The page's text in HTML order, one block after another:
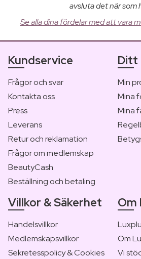
avsluta det när som
Se alla dina fördelar med att vara
Kundservice
Frågor och svar
Kontakta oss
Press
Leverans
Retur och reklamation
Frågor om medlemskap
BeautyCash
Beställning och betaling
Ditt
Min
Mina
Mina
Villkor & Säkerhet
Handelsvillkor
Medlemskapsvillkor
Sekretesspolicy & Cookies
Om
Om
Vi